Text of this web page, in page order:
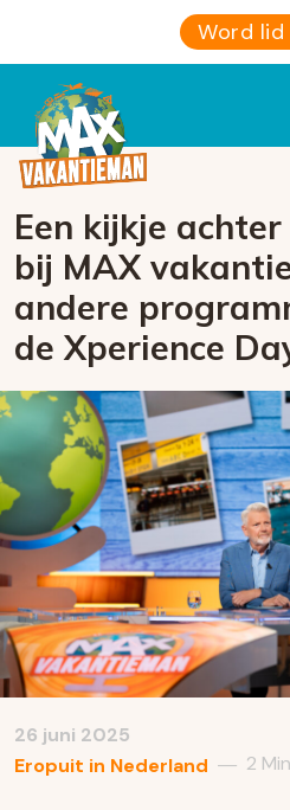
Word lid
Een kijkje
bij MAX
andere
de Xperience
26 juni 2025
Eropuit in Nederland — 2